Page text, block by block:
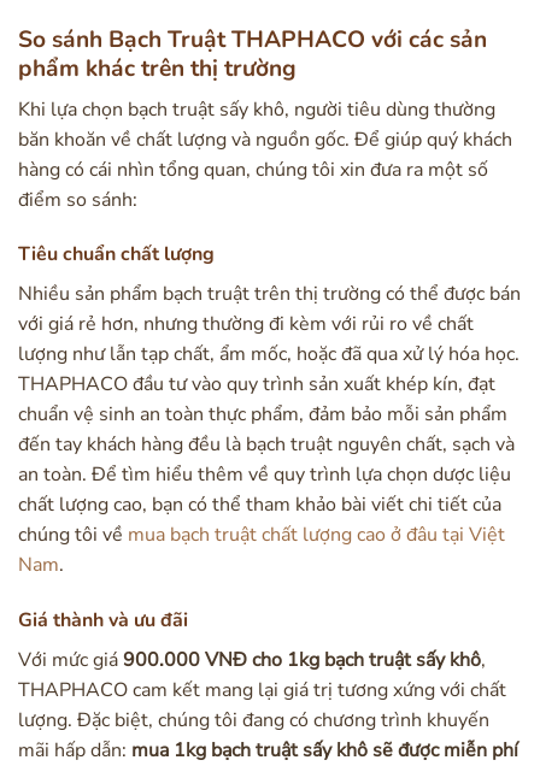
So sánh Bạch Truật THAPHACO với các sản
phẩm khác trên thị trường
Khi lựa chọn bạch truật sấy khô, người tiêu dùng thường
băn khoăn về chất lượng và nguồn gốc. Để giúp quý khách
hàng có cái nhìn tổng quan, chúng tôi xin đưa ra một số
điểm so sánh:
Tiêu chuẩn chất lượng
Nhiều sản phẩm bạch truật trên thị trường có thể được bán
với giá rẻ hơn, nhưng thường đi kèm với rủi ro về chất
lượng như lẫn tạp chất, ẩm mốc, hoặc đã qua xử lý hóa học.
THAPHACO đầu tư vào quy trình sản xuất khép kín, đạt
chuẩn vệ sinh an toàn thực phẩm, đảm bảo mỗi sản phẩm
đến tay khách hàng đều là bạch truật nguyên chất, sạch và
an toàn. Để tìm hiểu thêm về quy trình lựa chọn dược liệu
chất lượng cao, bạn có thể tham khảo bài viết chi tiết của
chúng tôi về mua bạch truật chất lượng cao ở đâu tại Việt
Nam.
Giá thành và ưu đãi
Với mức giá900.000 VNĐ cho 1kg bạch truật sấy khô,
THAPHACO cam kết mang lại giá trị tương xứng với chất
lượng. Đặc biệt, chúng tôi đang có chương trình khuyến
mãi hấp dẫn: mua 1kg bạch truật sấy khô sẽ được miễn phí